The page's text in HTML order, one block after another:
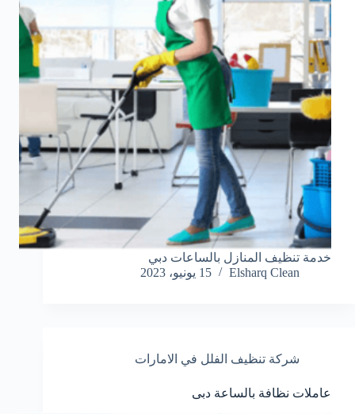
خدمة تنظيف المنازل بالساعات دبي
Elsharq Clean
15 يونيو، 2023
شركة تنظيف الفلل في الامارات
عاملات نظافة بالساعة دبى